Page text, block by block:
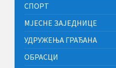
СПОРТ
МЈЕСНЕ ЗАЈЕДНИЦЕ
УДРУЖЕЊА ГРАЂАНА
ОБРАСЦИ